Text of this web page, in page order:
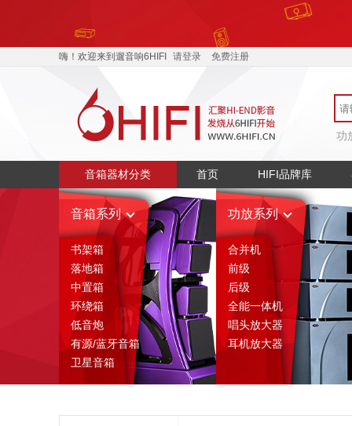
嗨！欢迎来到遛音响6HIFI 请登录 免费注册
功
音箱器材分类 首页 HIFI品牌库
音箱系列
书架箱
落地箱
中置箱
环绕箱
低音炮
有源/蓝牙音箱
卫星音箱
功放系列
合并机
前级
后级
全能一体机
唱头放大器
耳机放大器